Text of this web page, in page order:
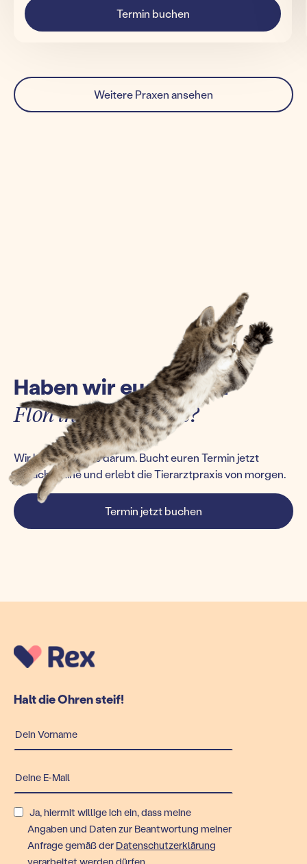
Termin buchen
Weitere Praxen ansehen
Haben wir euch einen
Floh ins Ohr gesetzt?
Wir kümmern uns darum. Bucht euren Termin jetzt
einfach online und erlebt die Tierarztpraxis von morgen.
Termin jetzt buchen
Halt die Ohren steif!
Ja, hiermit willige ich ein, dass meine
Angaben und Daten zur Beantwortung meiner
Anfrage gemäß der Datenschutzerklärung